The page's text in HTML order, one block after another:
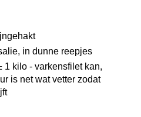
in dunne reepjes
1 kilo - varkensfilet kan,
is net wat vetter zodat